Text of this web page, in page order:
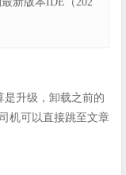
是升级，卸载之前的
机可以直接跳至文章